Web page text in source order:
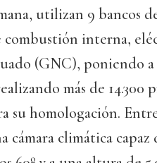
utilizan 9 bancos
interna,
(GNC), poniendo a
más de 14.300
su homologación.
cámara climática capaz